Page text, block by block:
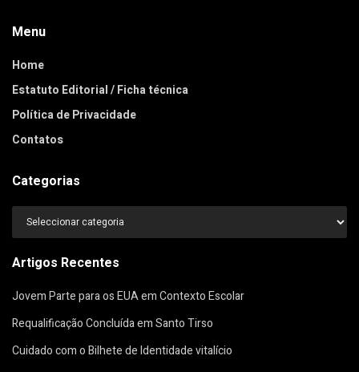
Menu
Home
Estatuto Editorial / Ficha técnica
Política de Privacidade
Contatos
Categorias
Categorias
Artigos Recentes
Jovem Parte para os EUA em Contexto Escolar
Requalificação Concluída em Santo Tirso
Cuidado com o Bilhete de Identidade vitalício